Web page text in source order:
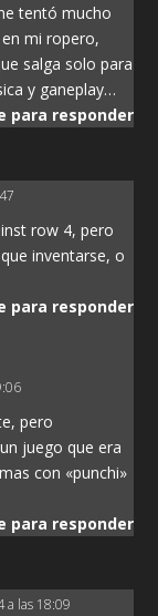
tentó mucho
mi ropero,
salga solo para
y ganeplay…
para responder
row 4, pero
inventarse, o
para responder
pero
juego que era
con «punchi»
para responder
a las 18:09